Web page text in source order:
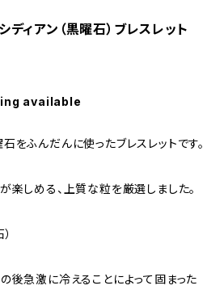
ィアン（黒曜石）ブレスレット
available
をふんだんに使ったブレスレットです。
楽しめる、上質な粒を厳選しました。
後急激に冷えることによって固まった